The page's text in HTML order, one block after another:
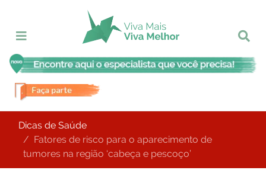
Dicas de Saúde
Fatores de risco para o aparecimento de
tumores na região ‘cabeça e pescoço’